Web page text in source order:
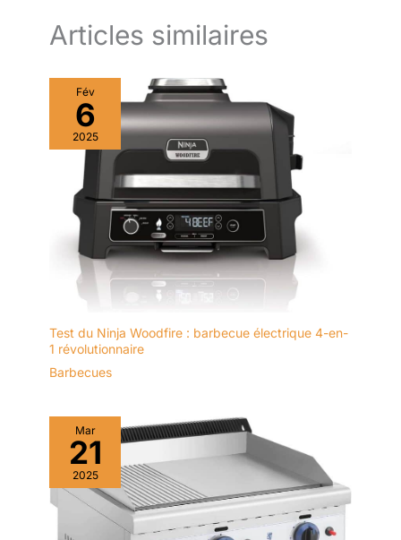
Articles similaires
Fév
6
2025
Test du Ninja Woodfire : barbecue électrique 4-en-
1 révolutionnaire
Barbecues
Mar
21
2025